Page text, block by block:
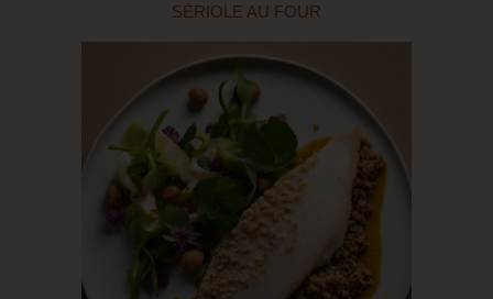
SÉRIOLE AU FOUR